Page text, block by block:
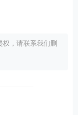
，请联系我们删